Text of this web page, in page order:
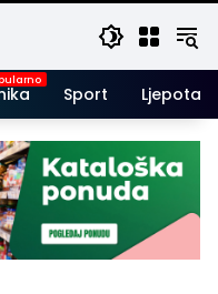
Sport Ljepota i